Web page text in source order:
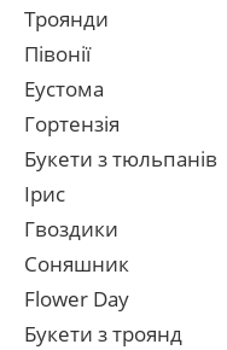
Троянди
Півонії
Еустома
Гортензія
Букети з тюльпанів
Ірис
Гвоздики
Соняшник
Flower Day
Букети з троянд